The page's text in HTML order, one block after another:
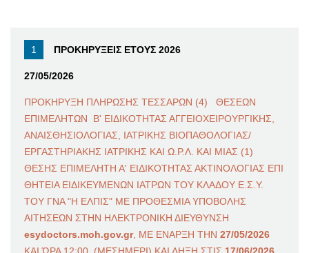
ΠΡΟΚΗΡΥΞΕΙΣ ΕΤΟΥΣ 2026
27/05/2026
ΠΡΟΚΗΡΥΞΗ ΠΛΗΡΩΣΗΣ ΤΕΣΣΑΡΩΝ (4) ΘΕΣΕΩΝ
ΕΠΙΜΕΛΗΤΩΝ Β' ΕΙΔΙΚΟΤΗΤΑΣ ΑΓΓΕΙΟΧΕΙΡΟΥΡΓΙΚΗΣ,
ΑΝΑΙΣΘΗΣΙΟΛΟΓΙΑΣ, ΙΑΤΡΙΚΗΣ ΒΙΟΠΑΘΟΛΟΓΙΑΣ/
ΕΡΓΑΣΤΗΡΙΑΚΗΣ ΙΑΤΡΙΚΗΣ ΚΑΙ Ω.Ρ.Λ. ΚΑΙ ΜΙΑΣ (1)
ΘΕΣΗΣ ΕΠΙΜΕΛΗΤΗ Α' ΕΙΔΙΚΟΤΗΤΑΣ ΑΚΤΙΝΟΛΟΓΙΑΣ ΕΠΙ
ΘΗΤΕΙΑ ΕΙΔΙΚΕΥΜΕΝΩΝ ΙΑΤΡΩΝ ΤΟΥ ΚΛΑΔΟΥ Ε.Σ.Υ.
ΤΟΥ ΓΝΑ "Η ΕΛΠΙΣ" ΜΕ ΠΡΟΘΕΣΜΙΑ ΥΠΟΒΟΛΗΣ
ΑΙΤΗΣΕΩΝ ΣΤΗΝ ΗΛΕΚΤΡΟΝΙΚΗ ΔΙΕΥΘΥΝΣΗ
esydoctors.moh.gov.gr, ΜΕ ΕΝΑΡΞΗ ΤΗΝ 27/05/2026
ΚΑΙ ΏΡΑ 12:00 (ΜΕΣΗΜΕΡΙ) ΚΑΙ ΛΗΞΗ ΣΤΙΣ 17/06/2026